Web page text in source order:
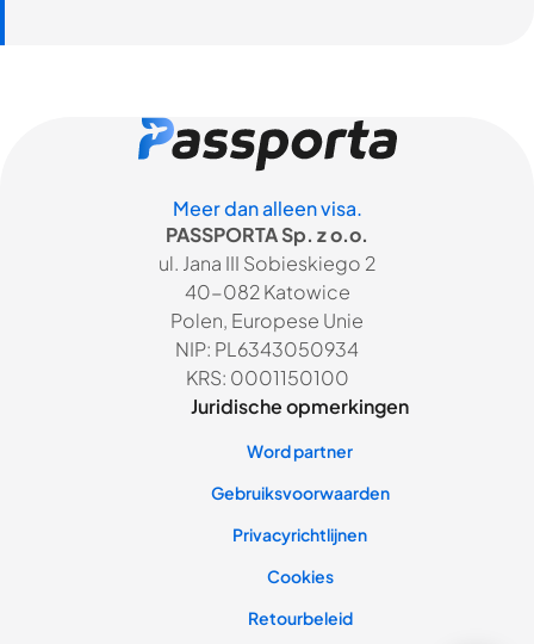
Meer dan alleen visa.
PASSPORTA Sp. z o.o.
ul. Jana III Sobieskiego 2
40-082 Katowice
Polen, Europese Unie
NIP: PL6343050934
KRS: 0001150100
Juridische opmerkingen
Word partner
Gebruiksvoorwaarden
Privacyrichtlijnen
Cookies
Retourbeleid